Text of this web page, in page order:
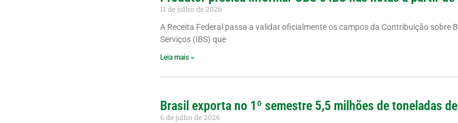
11 de julho de 2026
A Receita Federal passa a validar oficialmente os campos da Contribuição sobre
Serviços (IBS) que
Leia mais »
Brasil exporta no 1º semestre 5,5 milhões de toneladas
6 de julho de 2026